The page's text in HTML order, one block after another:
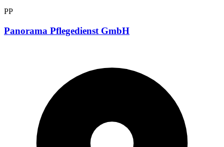
PP
Panorama Pflegedienst GmbH